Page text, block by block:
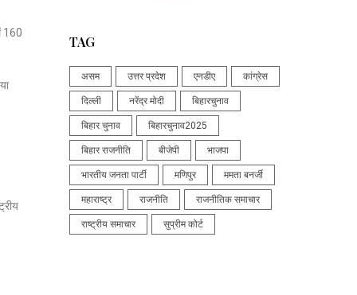
160
TAG
असम उत्तर प्रदेश एनडीए कांग्रेस
दिल्ली नरेंद्र मोदी बिहारचुनाव
बिहार चुनाव बिहारचुनाव2025
बिहार राजनीति बीजेपी भाजपा
भारतीय जनता पार्टी मणिपुर ममता बनर्जी
महाराष्ट्र राजनीति राजनीतिक समाचार
राष्ट्रीय समाचार सुप्रीम कोर्ट